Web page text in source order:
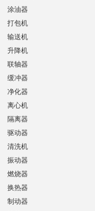
涂油器
打包机
输送机
升降机
联轴器
缓冲器
净化器
离心机
隔离器
驱动器
清洗机
振动器
燃烧器
换热器
制动器